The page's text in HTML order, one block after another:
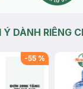
Ý DÀNH RIÊNG
-55 %